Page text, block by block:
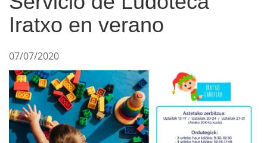
Iratxo en verano
07/07/2020